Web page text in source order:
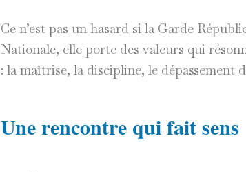
Ce n’est pas un hasard si la Garde
Nationale, elle porte des valeurs qui
: la maîtrise, la discipline, le dépassement
Une rencontre qui fait sens